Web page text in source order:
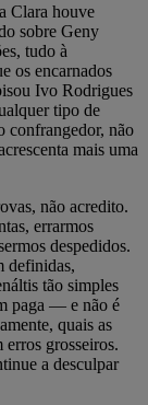
Clara houve
sobre Geny
tudo à
os encarnados
Ivo Rodrigues
tipo de
confrangedor, não
mais uma
não acredito.
errarmos
despedidos.
definidas,
tão simples
paga — e não é
quais as
grosseiros.
a desculpar